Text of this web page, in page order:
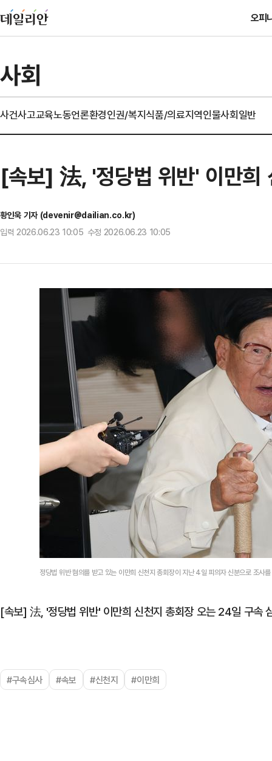
오피
사회
사건사고교육노동언론환경인권/복지식품/의료지역인물사회일반
[속보] 法, '정당법 위반' 이만희
황인욱 기자 (devenir@dailian.co.kr)
입력 2026.06.23 10:05 수정 2026.06.23 10:05
정당법 위반 혐의를 받고 있는 이만희 신천지 총회장이 지난 4일 피의자 신분으로 조사
[속보] 法, '정당법 위반' 이만희 신천지 총회장 오는 24일 구속
#구속심사 #속보 #신천지 #이만희